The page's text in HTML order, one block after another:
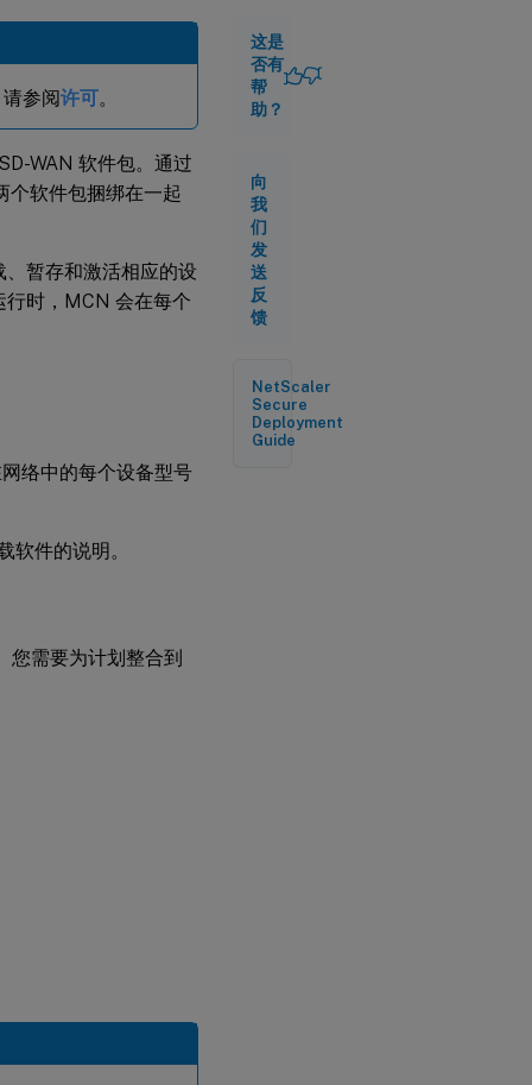
参阅许可。
WAN 软件包。通过
个软件包捆绑在一起
暂存和激活相应的设
行时，MCN 会在每个
络中的每个设备型号
软件的说明。
您需要为计划整合到
的
功
能
这是
否有
帮
助？
向
我
们
发
送
反
馈
NetScaler
Secure
Deployment
Guide